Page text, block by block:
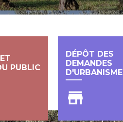
PUBLIC
DÉPÔT DES
DEMANDES
D'URBANISME
store